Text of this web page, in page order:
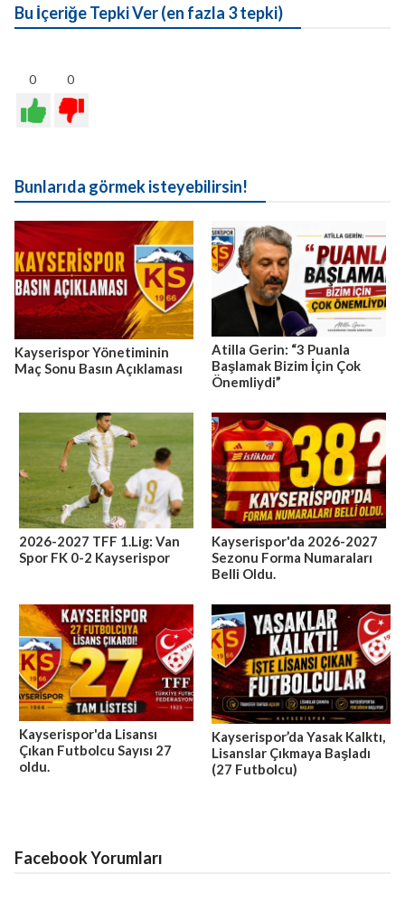
Bu İçeriğe Tepki Ver (en fazla 3 tepki)
0 0
Bunlarıda görmek isteyebilirsin!
Kayserispor Yönetiminin
Maç Sonu Basın Açıklaması
Atilla Gerin: “3 Puanla
Başlamak Bizim İçin Çok
Önemliydi”
2026-2027 TFF 1.Lig: Van
Spor FK 0-2 Kayserispor
Kayserispor'da 2026-2027
Sezonu Forma Numaraları
Belli Oldu.
Kayserispor'da Lisansı
Çıkan Futbolcu Sayısı 27
oldu.
Kayserispor’da Yasak Kalktı,
Lisanslar Çıkmaya Başladı
(27 Futbolcu)
Facebook Yorumları